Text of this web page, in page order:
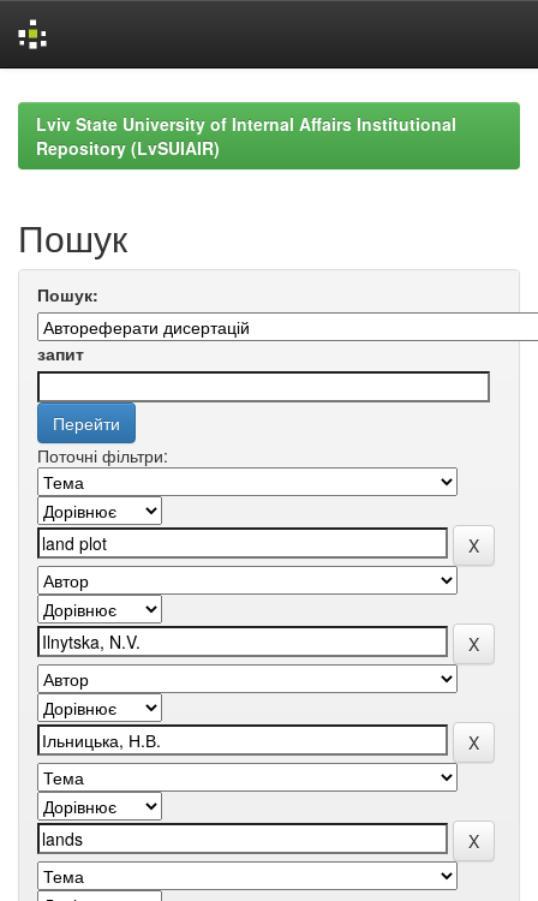
navigationLviv State University of Internal Affairs Institutional
Repository (LvSUIAIR)
Пошук
Пошук:
запит
Поточні фільтри: